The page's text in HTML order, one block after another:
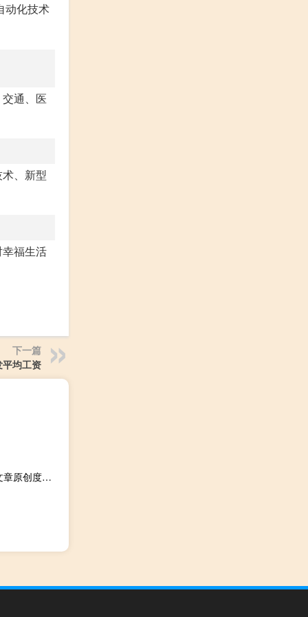
动化技术
通、医
、新型
福生活
下一篇
均工资
了然于心文章原创度检测工具 V1.2.2.2 绿色版（了然于心文章原创度检测工具 V1.2.2.2 绿色版功能简介）